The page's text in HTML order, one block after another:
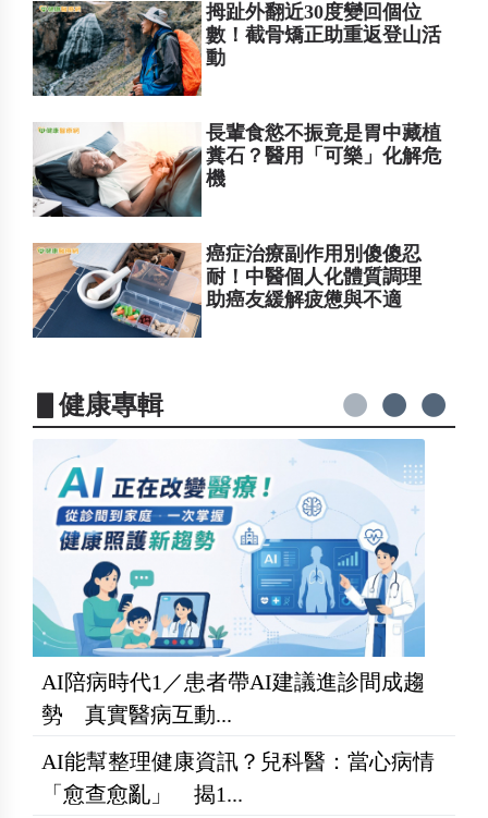
拇趾外翻近30度變回個位
數！截骨矯正助重返登山活
動
長輩食慾不振竟是胃中藏植
糞石？醫用「可樂」化解危
機
癌症治療副作用別傻傻忍
耐！中醫個人化體質調理
助癌友緩解疲憊與不適
▋健康專輯
AI陪病時代1／患者帶AI建議進診間成趨
勢 真實醫病互動...
AI能幫整理健康資訊？兒科醫：當心病情
「愈查愈亂」 揭1...